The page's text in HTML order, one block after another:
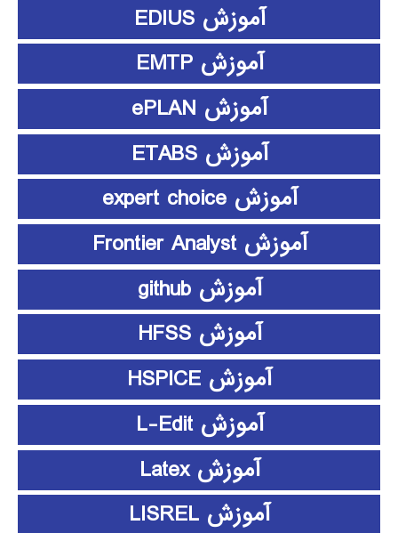
آموزش EDIUS
آموزش EMTP
آموزش ePLAN
آموزش ETABS
آموزش expert choice
آموزش Frontier Analyst
آموزش github
آموزش HFSS
آموزش HSPICE
آموزش L-Edit
آموزش Latex
آموزش LISREL